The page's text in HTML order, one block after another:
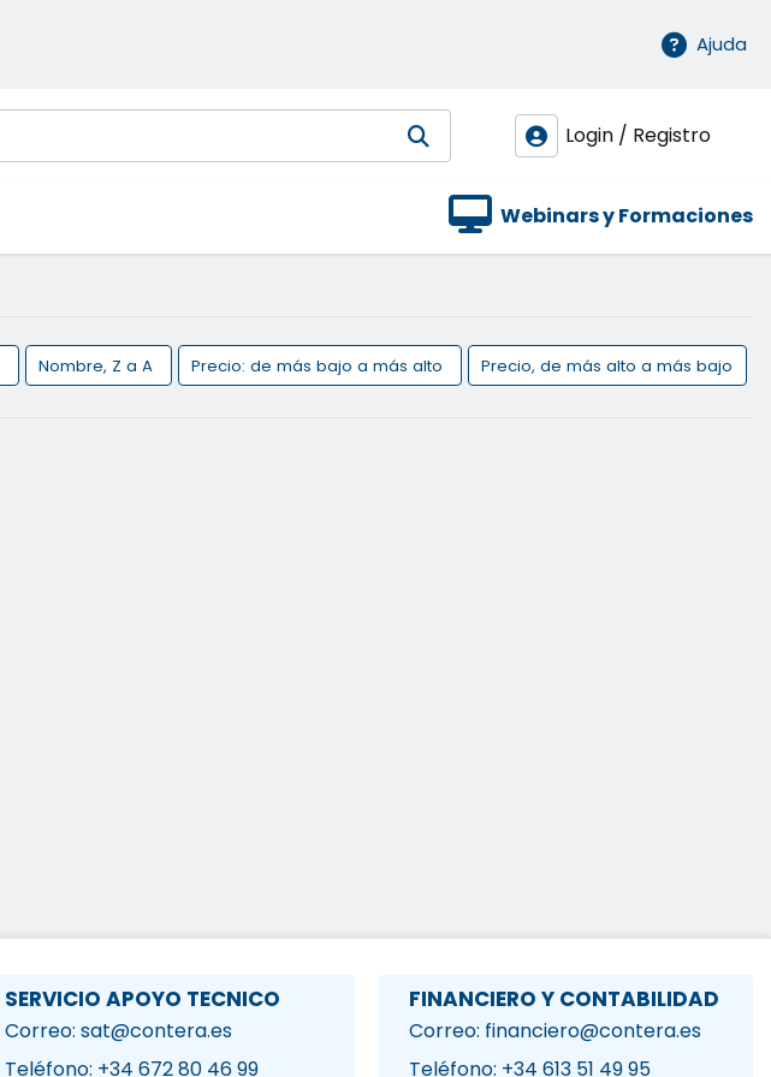
Ajuda
Login / Registro
Webinars y Formaciones
Nombre, Z a A Precio: de más bajo a más alto Precio, de más alto a más bajo
SERVICIO APOYO TECNICO
Correo: sat@contera.es
Teléfono: +34 672 80 46 99
FINANCIERO Y CONTABILIDAD
Correo: financiero@contera.es
Teléfono: +34 613 51 49 95